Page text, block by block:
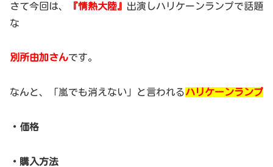
さて今回は、 『情熱大陸』 出演しハリケーンランプで話題
な
別所由加さんです。
なんと、「嵐でも消えない」と言われるハリケーンランプ
・価格
・購入方法